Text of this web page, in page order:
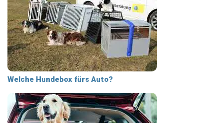
Welche Hundebox fürs Auto?